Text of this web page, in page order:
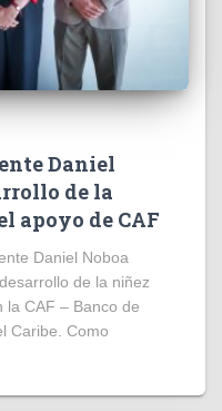
Daniel
de la
apoyo de CAF
Daniel Noboa
de la niñez
la CAF – Banco de
Caribe. Como